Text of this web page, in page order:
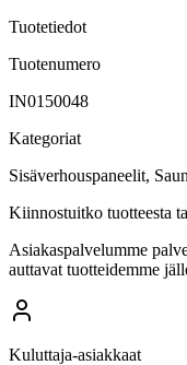
Tuotetiedot
Tuotenumero
IN0150048
Kategoriat
Sisäverhouspaneelit,
Kiinnostuitko tuotteesta
Asiakaspalvelumme
auttavat tuotteidemme
Kuluttaja-asiakkaat